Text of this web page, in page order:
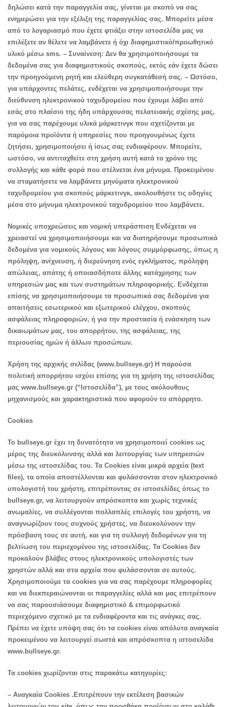
δηλώσει κατά την παραγγελία σας, γίνεται με σκοπό να σας
ενημερώσει για την εξέλιξη της παραγγελίας σας. Μπορείτε μέσα
από το λογαριασμό που έχετε φτιάξει στην ιστοσελίδα μας να
επιλέξετε αν θέλετε να λαμβάνετε ή όχι διαφημιστικό/προωθητικό
υλικό μέσω sms. – Συναίνεση: Δεν θα χρησιμοποιήσουμε τα
δεδομένα σας για διαφημιστικούς σκοπούς, εκτός εάν έχετε δώσει
την προηγούμενη ρητή και ελεύθερη συγκατάθεσή σας. – Ωστόσο,
για υπάρχοντες πελάτες, ενδέχεται να χρησιμοποιήσουμε την
διεύθυνση ηλεκτρονικού ταχυδρομείου που έχουμε λάβει από
εσάς στο πλαίσιο της ήδη υπάρχουσας πελατειακής σχέσης μας,
για να σας παρέχουμε υλικά μάρκετινγκ που σχετίζονται με
παρόμοια προϊόντα ή υπηρεσίες που προηγουμένως έχετε
ζητήσει, χρησιμοποιήσει ή ίσως σας ενδιαφέρουν. Μπορείτε,
ωστόσο, να αντιταχθείτε στη χρήση αυτή κατά το χρόνο της
συλλογής και κάθε φορά που στέλνεται ένα μήνυμα. Προκειμένου
να σταματήσετε να λαμβάνετε μηνύματα ηλεκτρονικού
ταχυδρομείου για σκοπούς μάρκετινγκ, ακολουθήστε τις οδηγίες
μέσα στο μήνυμα ηλεκτρονικού ταχυδρομείου που λαμβάνετε.
Νομικές υποχρεώσεις και νομική υπεράσπιση Ενδέχεται να
χρειαστεί να χρησιμοποιήσουμε και να διατηρήσουμε προσωπικά
δεδομένα για νομικούς λόγους και λόγους συμμόρφωσης, όπως η
πρόληψη, ανίχνευση, ή διερεύνηση ενός εγκλήματος, πρόληψη
απώλειας, απάτης ή οποιασδήποτε άλλης κατάχρησης των
υπηρεσιών μας και των συστημάτων πληροφορικής. Ενδέχεται
επίσης να χρησιμοποιήσουμε τα προσωπικά σας δεδομένα για
απαιτήσεις εσωτερικού και εξωτερικού ελέγχου, σκοπούς
ασφάλειας πληροφοριών, ή για την προστασία ή ενάσκηση των
δικαιωμάτων μας, του απορρήτου, της ασφάλειας, της
περιουσίας ημών ή άλλων προσώπων.
Χρήση της αρχικής σελίδας (www.bullseye.gr) Η παρούσα
πολιτική απορρήτου ισχύει επίσης για τη χρήση της ιστοσελίδας
μας www.bullseye.gr (“Ιστοσελίδα”), με τους ακόλουθους
μηχανισμούς και χαρακτηριστικά που αφορούν το απόρρητο.
Cookies
Το bullseye.gr έχει τη δυνατότητα να χρησιμοποιεί cookies ως
μέρος της διευκόλυνσης αλλά και λειτουργίας των υπηρεσιών
μέσω της ιστοσελίδας του. Τα Cookies είναι μικρά αρχεία (text
files), τα οποία απoστέλλονται και φυλάσσονται στον ηλεκτρονικό
υπολογιστή του χρήστη, επιτρέποντας σε ιστοσελίδες όπως το
bullseye.gr, να λειτουργούν απρόσκοπτα και χωρίς τεχνικές
ανωμαλίες, να συλλέγονται πολλαπλές επιλογές του χρήστη, να
αναγνωρίζουν τους συχνούς χρήστες, να διευκολύνουν την
πρόσβαση τους σε αυτή, και για τη συλλογή δεδομένων για τη
βελτίωση του περιεχομένου της ιστοσελίδας. Τα Cookies δεν
προκαλούν βλάβες στους ηλεκτρονικούς υπολογιστές των
χρηστών αλλά και στα αρχεία που φυλάσσονται σε αυτούς.
Χρησιμοποιούμε τα cookies για να σας παρέχουμε πληροφορίες
και να διεκπεραιώνονται οι παραγγελίες αλλά και μας επιτρέπουν
να σας παρουσιάσουμε διαφημιστικό & επιμορφωτικό
περιεχόμενο σχετικό με τα ενδιαφέροντα και τις ανάγκες σας.
Πρέπει να έχετε υπόψη σας ότι τα cookies είναι απόλυτα αναγκαία
προκειμένου να λειτουργεί σωστά και απρόσκοπτα η ιστοσελίδα
www.bullseye.gr.
Τα cookies χωρίζονται στις παρακάτω κατηγορίες:
– Αναγκαία Cookies .Επιτρέπουν την εκτέλεση βασικών